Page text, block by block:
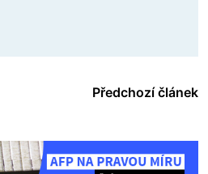
Předchozí článek